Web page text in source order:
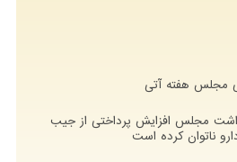
مجلس هفته آتی
مجلس افزایش پرداختی از جیب
ناتوان کرده است